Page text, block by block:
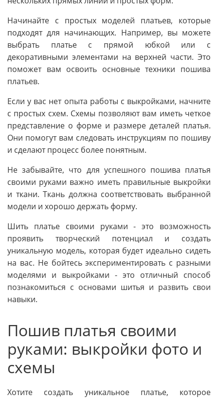
Начинайте с простых моделей платьев, которые
подходят для начинающих. Например, вы можете
выбрать платье с прямой юбкой или с
декоративными элементами на верхней части. Это
поможет вам освоить основные техники пошива
платьев.
Если у вас нет опыта работы с выкройками, начните
с простых схем. Схемы позволяют вам иметь четкое
представление о форме и размере деталей платья.
Они помогут вам следовать инструкциям по пошиву
и сделают процесс более понятным.
Не забывайте, что для успешного пошива платья
своими руками важно иметь правильные выкройки
и ткани. Ткань должна соответствовать выбранной
модели и хорошо держать форму.
Шить платье своими руками - это возможность
проявить творческий потенциал и создать
уникальную модель, которая будет идеально сидеть
на вас. Не бойтесь экспериментировать с разными
моделями и выкройками - это отличный способ
познакомиться с основами шитья и развить свои
навыки.
Пошив платья своими
руками: выкройки фото и
схемы
Хотите создать уникальное платье, которое